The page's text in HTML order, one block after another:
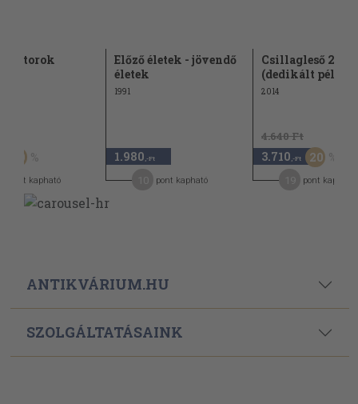
50
pont kapható
Előző életek - jövendő
életek
1991
1.980 ,-Ft
pont kapható
Csillagleső 2015
(dedikált
2014
4.640 Ft
3.710 ,-Ft 20
pont kapható
ANTIKVÁRIUM.HU
SZOLGÁLTATÁSAINK